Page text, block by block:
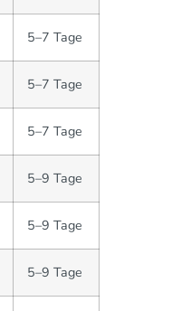
5–7 Tage
5–7 Tage
5–7 Tage
5–9 Tage
5–9 Tage
5–9 Tage